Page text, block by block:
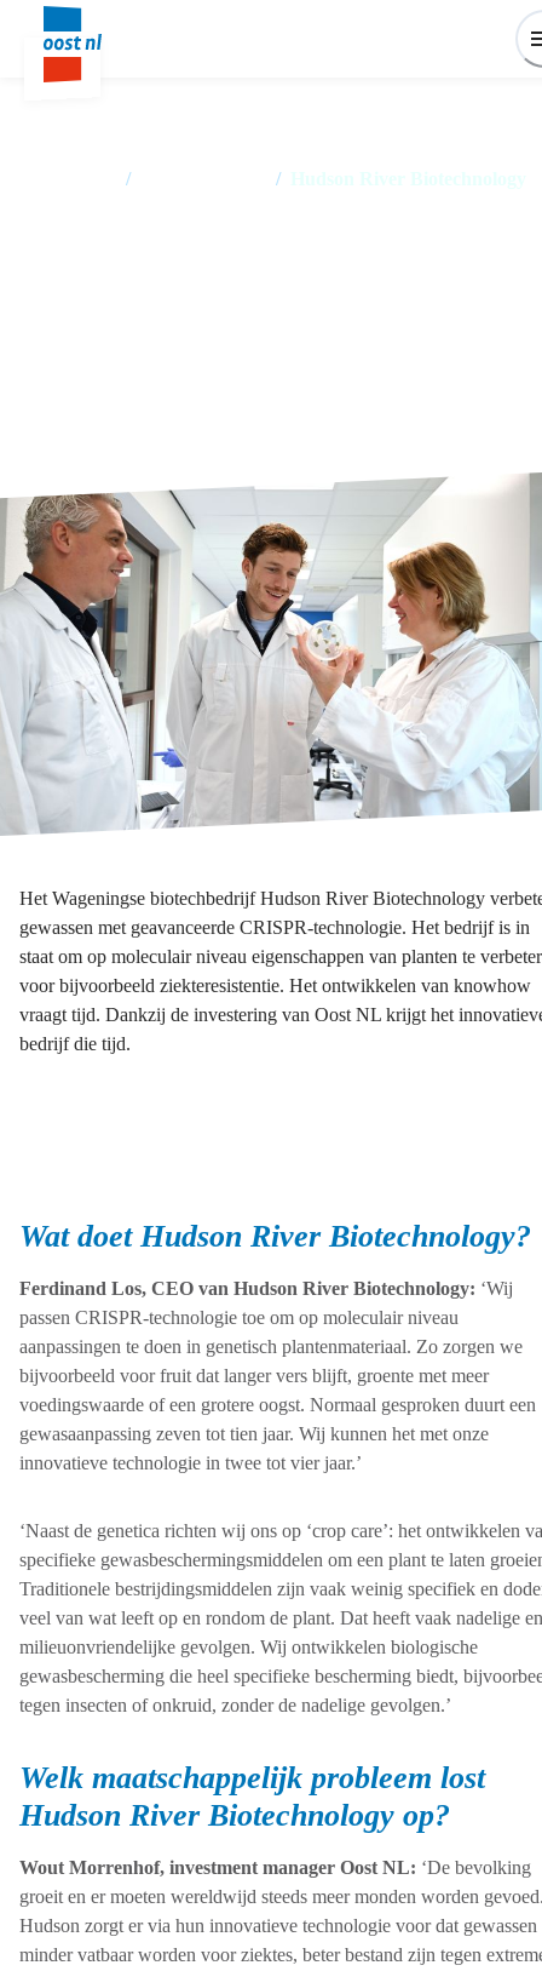
/ / Hudson River Biotechnology
Het Wageningse biotechbedrijf Hudson River Biotechnology
gewassen met geavanceerde CRISPR-technologie. Het bedrijf is in
staat om op moleculair niveau eigenschappen van planten te
voor bijvoorbeeld ziekteresistentie. Het ontwikkelen van knowhow
vraagt tijd. Dankzij de investering van Oost NL krijgt het
bedrijf die tijd.
Wat doet Hudson River Biotechnology?
Ferdinand Los, CEO van Hudson River Biotechnology: ‘Wij
passen CRISPR-technologie toe om op moleculair niveau
aanpassingen te doen in genetisch plantenmateriaal. Zo zorgen we
bijvoorbeeld voor fruit dat langer vers blijft, groente met meer
voedingswaarde of een grotere oogst. Normaal gesproken duurt een
gewasaanpassing zeven tot tien jaar. Wij kunnen het met onze
innovatieve technologie in twee tot vier jaar.’
‘Naast de genetica richten wij ons op ‘crop care’: het ontwikkelen
specifieke gewasbeschermingsmiddelen om een plant te laten
Traditionele bestrijdingsmiddelen zijn vaak weinig specifiek en
veel van wat leeft op en rondom de plant. Dat heeft vaak nadelige en
milieuonvriendelijke gevolgen. Wij ontwikkelen biologische
gewasbescherming die heel specifieke bescherming biedt,
tegen insecten of onkruid, zonder de nadelige gevolgen.’
Welk maatschappelijk probleem lost
Hudson River Biotechnology op?
Wout Morrenhof, investment manager Oost NL: ‘De bevolking
groeit en er moeten wereldwijd steeds meer monden worden
Hudson zorgt er via hun innovatieve technologie voor dat gewassen
minder vatbaar worden voor ziektes, beter bestand zijn tegen